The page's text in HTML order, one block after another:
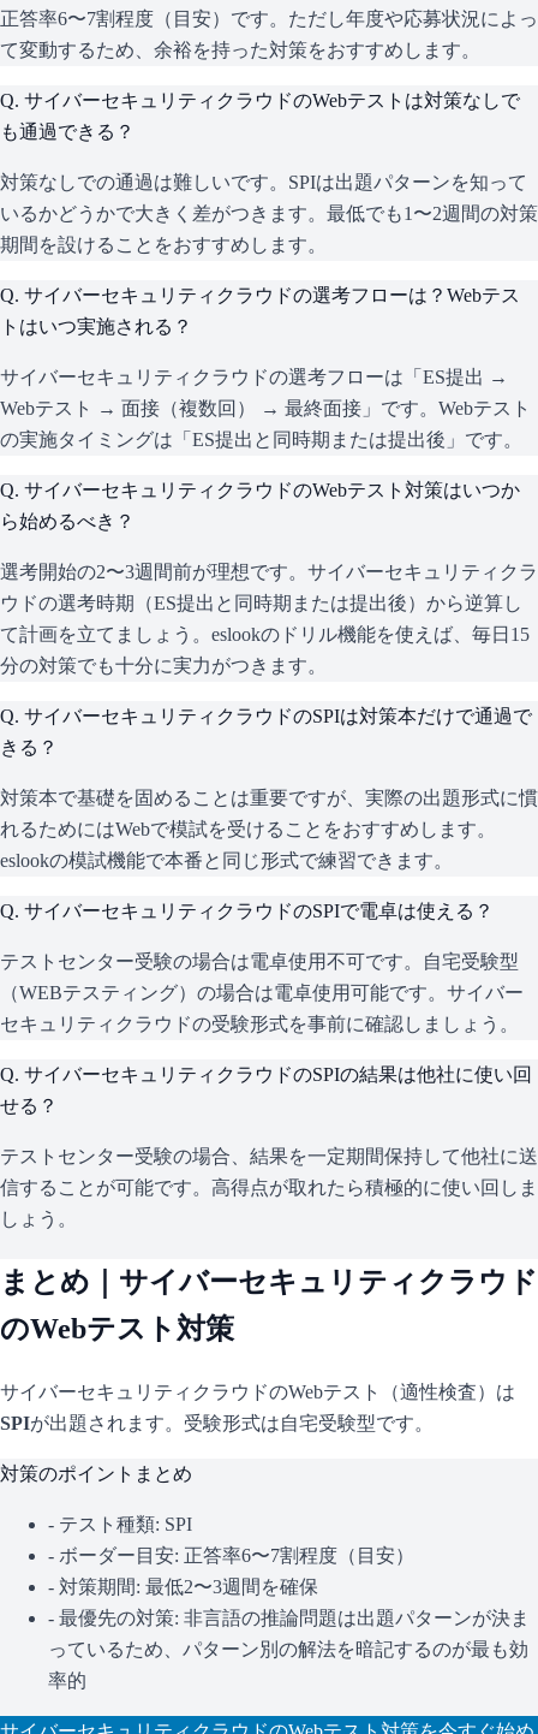
正答率6〜7割程度（目安）です。ただし年度や応募状況によっ
て変動するため、余裕を持った対策をおすすめします。
Q. サイバーセキュリティクラウドのWebテストは対策なしで
も通過できる？
対策なしでの通過は難しいです。SPIは出題パターンを知って
いるかどうかで大きく差がつきます。最低でも1〜2週間の対策
期間を設けることをおすすめします。
Q. サイバーセキュリティクラウドの選考フローは？Webテス
トはいつ実施される？
サイバーセキュリティクラウドの選考フローは「ES提出 →
Webテスト → 面接（複数回） → 最終面接」です。Webテスト
の実施タイミングは「ES提出と同時期または提出後」です。
Q. サイバーセキュリティクラウドのWebテスト対策はいつか
ら始めるべき？
選考開始の2〜3週間前が理想です。サイバーセキュリティクラ
ウドの選考時期（ES提出と同時期または提出後）から逆算し
て計画を立てましょう。eslookのドリル機能を使えば、毎日15
分の対策でも十分に実力がつきます。
Q. サイバーセキュリティクラウドのSPIは対策本だけで通過で
きる？
対策本で基礎を固めることは重要ですが、実際の出題形式に慣
れるためにはWebで模試を受けることをおすすめします。
eslookの模試機能で本番と同じ形式で練習できます。
Q. サイバーセキュリティクラウドのSPIで電卓は使える？
テストセンター受験の場合は電卓使用不可です。自宅受験型
（WEBテスティング）の場合は電卓使用可能です。サイバー
セキュリティクラウドの受験形式を事前に確認しましょう。
Q. サイバーセキュリティクラウドのSPIの結果は他社に使い回
せる？
テストセンター受験の場合、結果を一定期間保持して他社に送
信することが可能です。高得点が取れたら積極的に使い回しま
しょう。
まとめ｜ サイバーセキュリティクラウド
のWebテスト対策
サイバーセキュリティクラウドのWebテスト（適性検査）は
SPIが出題されます。 受験形式は自宅受験型です。
対策のポイントまとめ
- テスト種類: SPI
- ボーダー目安: 正答率6〜7割程度（目安）
- 対策期間: 最低2〜3週間を確保
- 最優先の対策: 非言語の推論問題は出題パターンが決ま
っているため、パターン別の解法を暗記するのが最も効
率的